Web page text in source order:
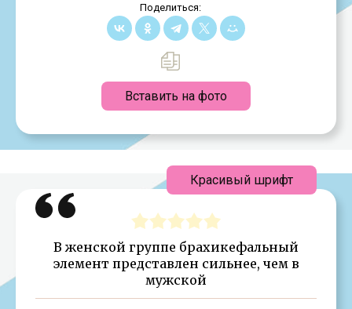
Поделиться:
Вставить на фото
В женской группе брахикефальный
элемент представлен сильнее, чем в
мужской
Красивый шрифт